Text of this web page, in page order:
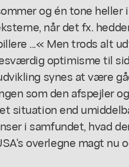
og én tone
når det fx.
...« Men trods alt
optimisme til
synes at være
som den afspejler
situation end
i samfundet, hvad
overlegne magt nu